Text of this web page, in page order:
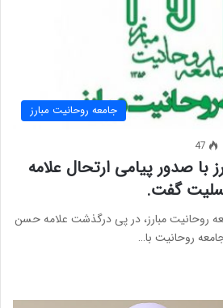
جامعه روحانیت مبارز
47
با صدور پیامی ارتحال علامه
گفت.
روحانیت مبارز، در پی درگذشت علامه حسن
روحانیت با…